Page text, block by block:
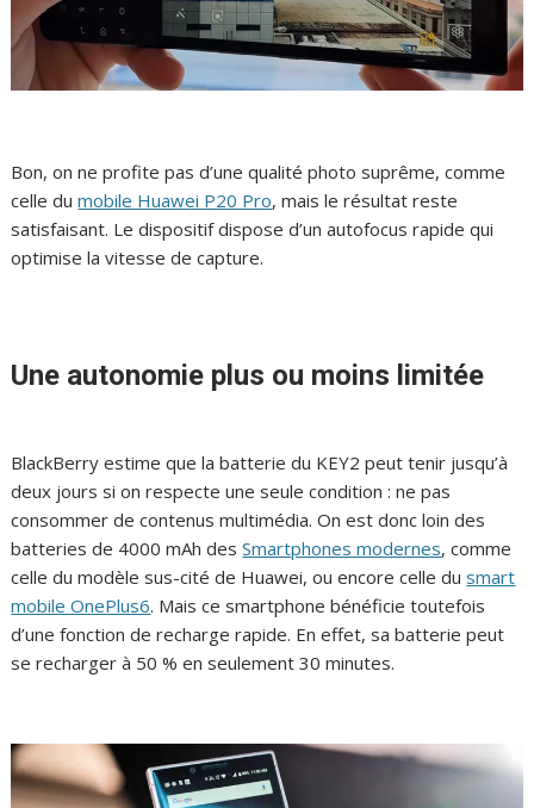
Bon, on ne profite pas d’une qualité photo suprême, comme
celle dumobile Huawei P20 Pro, mais le résultat reste
satisfaisant. Le dispositif dispose d’un autofocus rapide qui
optimise la vitesse de capture.
Une autonomie plus ou moins limitée
BlackBerry estime que la batterie du KEY2 peut tenir jusqu’à
deux jours si on respecte une seule condition : ne pas
consommer de contenus multimédia. On est donc loin des
batteries de 4000 mAh desSmartphones modernes, comme
celle du modèle sus-cité de Huawei, ou encore celle dusmart
mobile OnePlus6. Mais ce smartphone bénéficie toutefois
d’une fonction de recharge rapide. En effet, sa batterie peut
se recharger à 50 % en seulement 30 minutes.